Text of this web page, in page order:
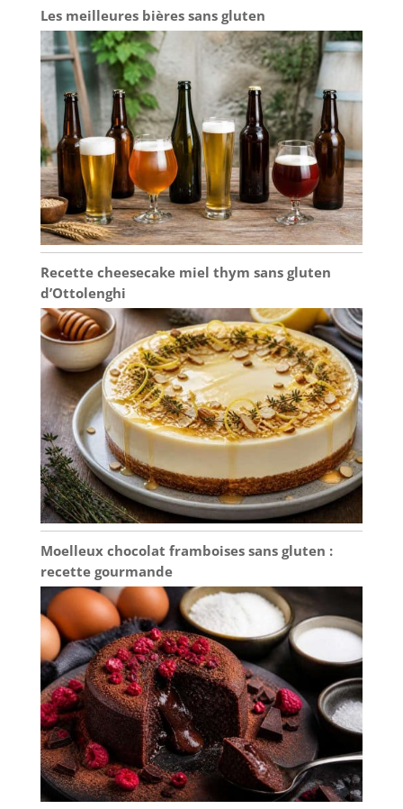
à nettoyer
APPLICATIONS:
Chaque grand plateau
de service mesure L
35,3 × W 14,7 cm.
Taille appropriée pour
contenir et afficher du
fromage, des gâteaux,
de la viande, des
fruits, des biscuits,
des collations et des
pâtisseries. Bon pour
le brunch, le dîner, la
fête, le mariage et
occasions. Le plateau
de service Wishdeco
peut être utilisé non
seulement comme
apéritif, mais aussi
comme plateau de
service pour les steaks
de taille moyenne avec
accompagnements
DESIGN: L'ensemble
d'assiettes est d'un
blanc éclatant avec
une forme
rectangulaire
rebord étroit. Les
rebords empêchent
les déversements,
gardent le comptoir et
la table propres.
Cadeau idéal pour la
fête des mères, la fête
des pères EMBALLAGE:
Un emballage bien
conçu protège la
vaisselle en toute
sécurité pendant le
Les meilleures bières sans gluten
Recette cheesecake miel thym sans gluten
d’Ottolenghi
Moelleux chocolat framboises sans gluten :
recette gourmande